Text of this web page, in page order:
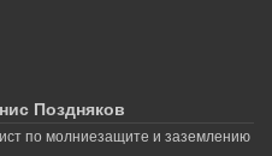
Поздняков
по молниезащите и заземлению